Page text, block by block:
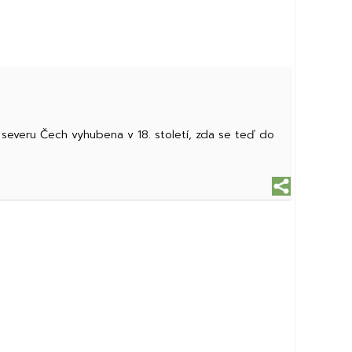
Čech vyhubena v 18. století, zda se teď do